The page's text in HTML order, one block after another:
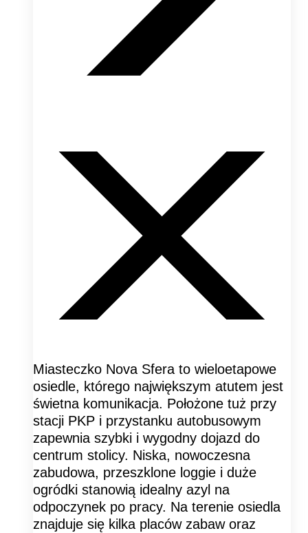
Miasteczko Nova Sfera to wieloetapowe
osiedle, którego największym atutem jest
świetna komunikacja. Położone tuż przy
stacji PKP i przystanku autobusowym
zapewnia szybki i wygodny dojazd do
centrum stolicy. Niska, nowoczesna
zabudowa, przeszklone loggie i duże
ogródki stanowią idealny azyl na
odpoczynek po pracy. Na terenie osiedla
znajduje się kilka placów zabaw oraz